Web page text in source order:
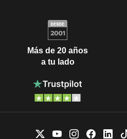
Más de 20 años
a tu lado